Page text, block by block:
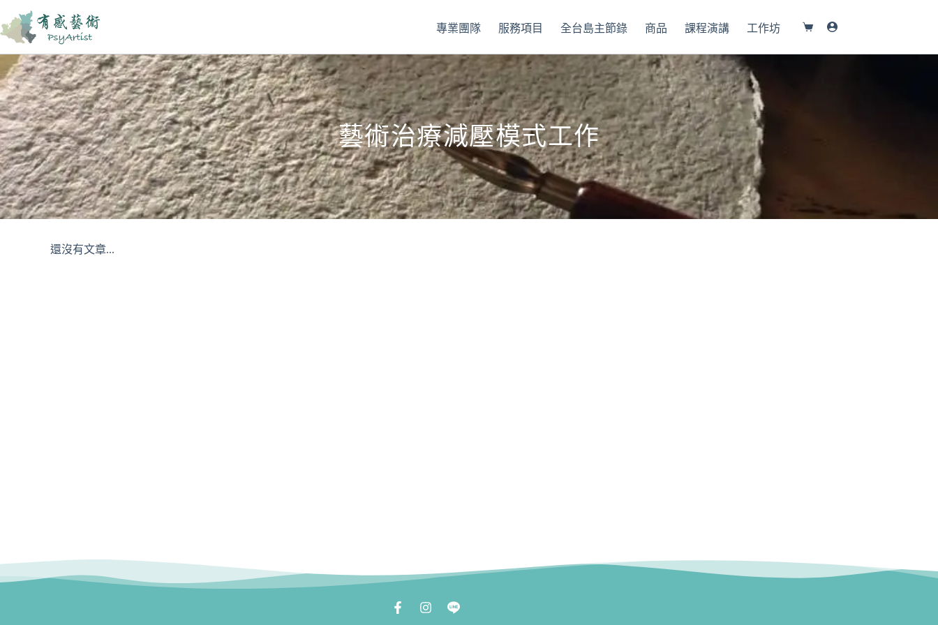
專業團隊 服務項目 全台島主節錄 商品 課程演講 工作坊
藝術治療減壓模式工作
還沒有文章...